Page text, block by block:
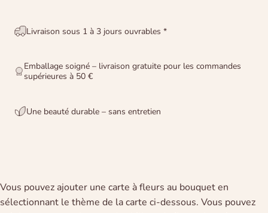
Livraison sous 1 à 3 jours ouvrables *
Emballage soigné – livraison gratuite pour les commandes
supérieures à 50 €
Une beauté durable – sans entretien
Vous pouvez ajouter une carte à fleurs au bouquet en
sélectionnant le thème de la carte ci-dessous. Vous pouvez